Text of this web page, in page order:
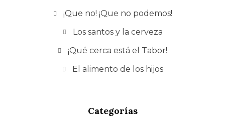
¡Que no! ¡Que no podemos!
Los santos y la cerveza
¡Qué cerca está el Tabor!
El alimento de los hijos
Categorías